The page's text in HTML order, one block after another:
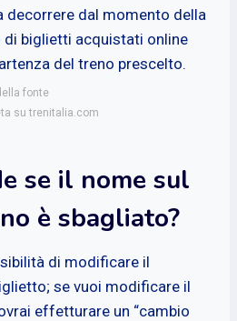
decorrere dal momento della
di biglietti acquistati online
del treno prescelto.
fonte
su trenitalia.com
se il nome sul
è sbagliato?
di modificare il
se vuoi modificare il
effetturare un “cambio